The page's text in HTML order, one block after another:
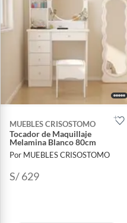
MUEBLES CRISOSTOMO
Tocador de Maquillaje
Melamina Blanco 80cm
Por MUEBLES CRISOSTOMO
S/ 629